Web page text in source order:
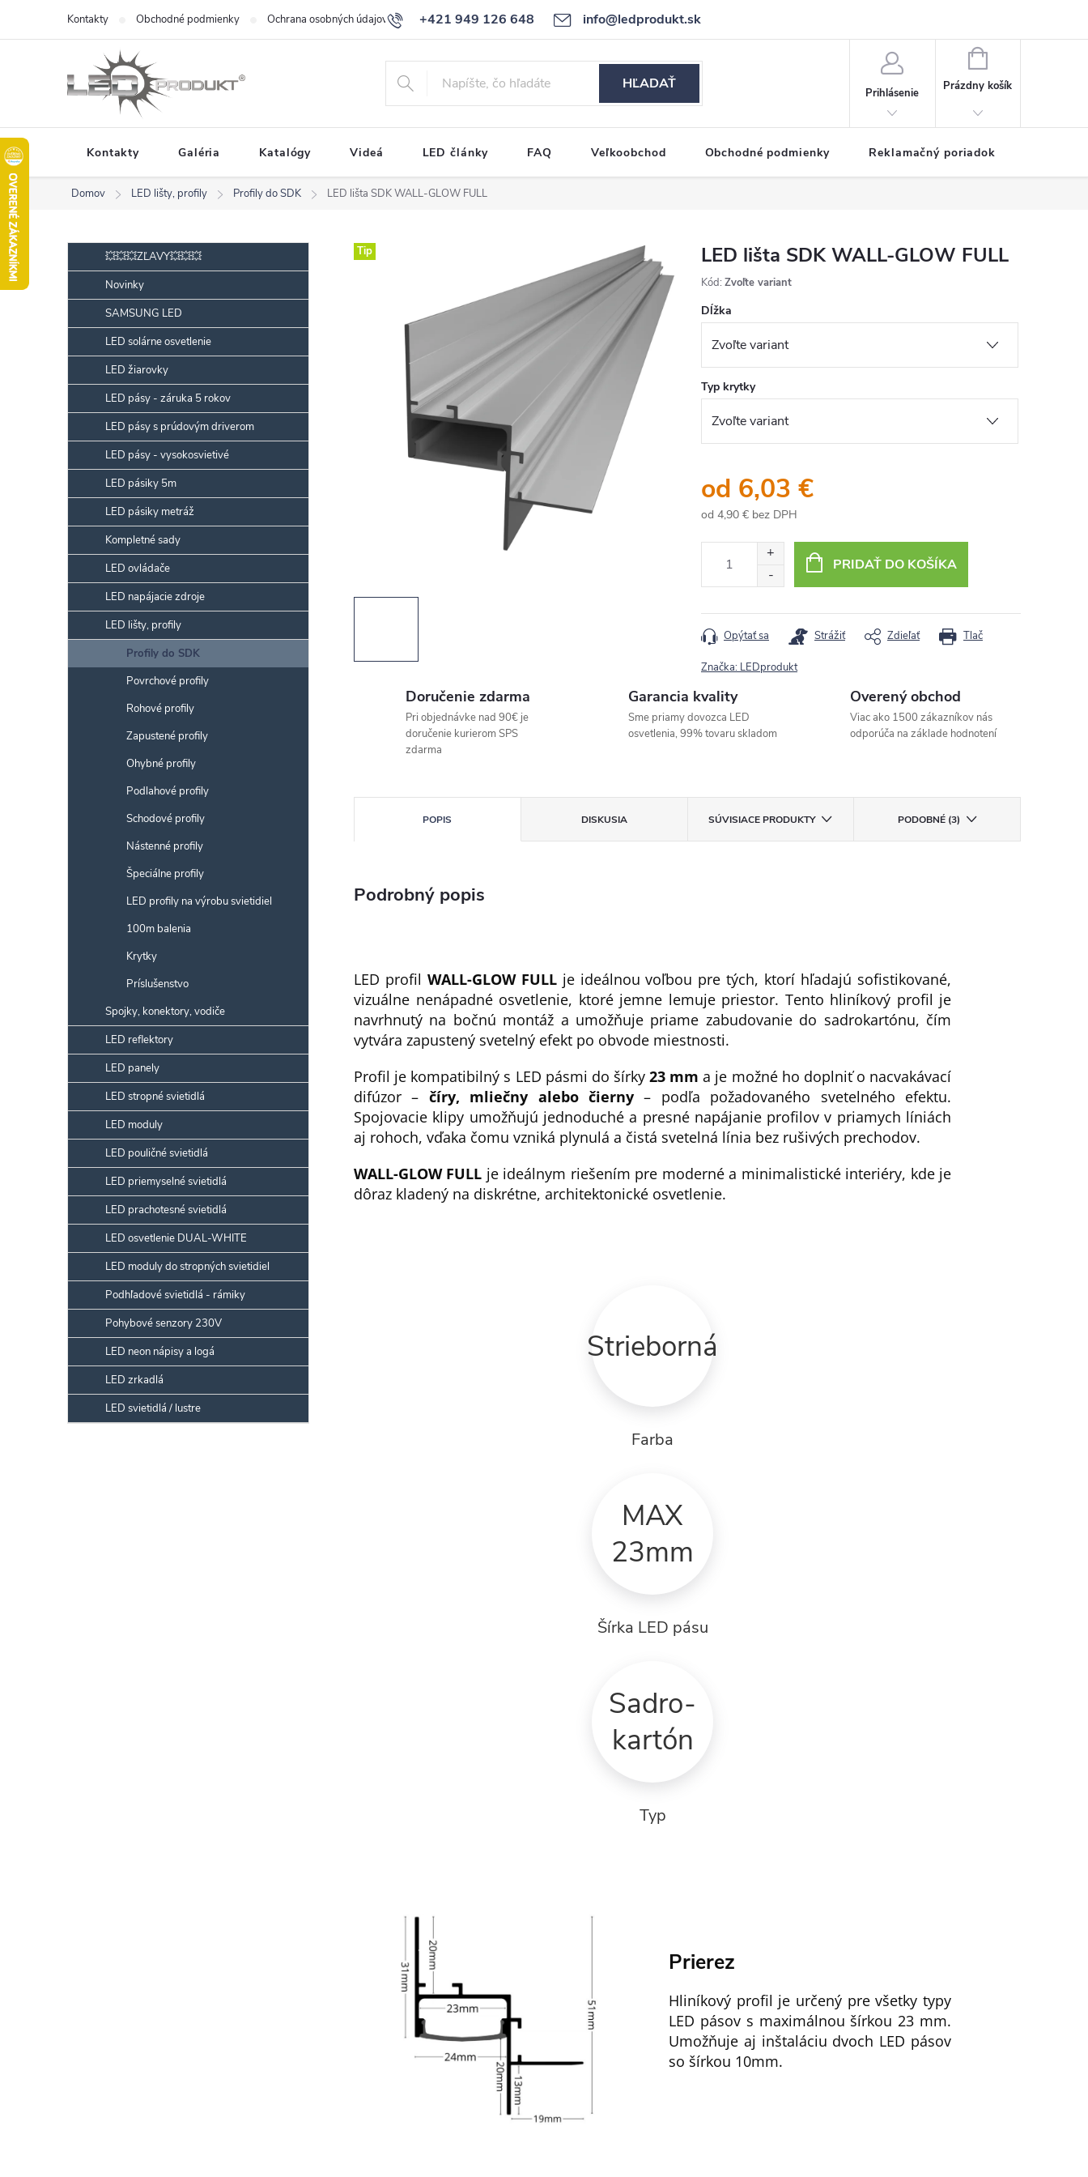
obsah
+421 949 126 648 info@ledprodukt.sk
Kontakty Obchodné podmienky Ochrana osobných údajov Reklamačný poriadok
HĽADAŤ
Prihlásenie
NÁKUPNÝ
KOŠÍK
Prázdny košík
Kontakty Galéria Katalógy Videá LED články FAQ Veľkoobchod Obchodné podmienky Reklamačný poriadok
Domov LED lišty, profily Profily do SDK LED lišta SDK WALL-GLOW FULL
o
č
n
a
n
e
Preskočiť
kategórie💥💥💥ZĽAVY💥💥💥
Novinky
SAMSUNG LED
LED solárne osvetlenie
LED žiarovky
LED pásy - záruka 5 rokov
LED pásy s prúdovým driverom
LED pásy - vysokosvietivé
LED pásiky 5m
LED pásiky metráž
Kompletné sady
LED ovládače
LED napájacie zdroje
LED lišty, profily
Profily do SDK
Povrchové profily
Rohové profily
Zapustené profily
Ohybné profily
Podlahové profily
Schodové profily
Nástenné profily
Špeciálne profily
LED profily na výrobu svietidiel
100m balenia
Krytky
Príslušenstvo
Spojky, konektory, vodiče
LED reflektory
LED panely
LED stropné svietidlá
LED moduly
LED pouličné svietidlá
LED priemyselné svietidlá
LED prachotesné svietidlá
LED osvetlenie DUAL-WHITE
LED moduly do stropných svietidiel
Podhľadové svietidlá - rámiky
Pohybové senzory 230V
LED neon nápisy a logá
LED zrkadlá
LED svietidlá / lustre
Tip LED lišta SDK WALL-GLOW FULL
Kód: Zvoľte variant
Dĺžka
Typ krytky
od 6,03 €
od 4,90 € bez DPH
cena:
PRIDAŤ DO KOŠÍKA
Tlač
Opýtať sa Strážiť Zdieľať
Značka: LEDprodukt
Doručenie zdarma
Pri objednávke nad 90€ je
doručenie kurierom SPS
zdarma
Garancia kvality
Sme priamy dovozca LED
osvetlenia, 99% tovaru skladom
Overený obchod
Viac ako 1500 zákazníkov nás
odporúča na základe hodnotení
POPIS DISKUSIA SÚVISIACE PRODUKTY PODOBNÉ (3)
Podrobný popis
LED profil WALL-GLOW FULLje ideálnou voľbou pre tých, ktorí hľadajú sofistikované,
vizuálne nenápadné osvetlenie, ktoré jemne lemuje priestor. Tento hliníkový profil je
navrhnutý na bočnú montáž a umožňuje priame zabudovanie do sadrokartónu, čím
vytvára zapustený svetelný efekt po obvode miestnosti.
Profil je kompatibilný s LED pásmi do šírky 23 mm a je možné ho doplniť o nacvakávací
difúzor – číry, mliečny alebo čierny – podľa požadovaného svetelného efektu.
Spojovacie klipy umožňujú jednoduché a presné napájanie profilov v priamych líniách
aj rohoch, vďaka čomu vzniká plynulá a čistá svetelná línia bez rušivých prechodov.
WALL-GLOW FULL je ideálnym riešením pre moderné a minimalistické interiéry, kde je
dôraz kladený na diskrétne, architektonické osvetlenie.
Strieborná
Farba
MAX
23mm
Šírka LED pásu
Sadro-
kartón
Typ
Prierez
Hliníkový profil je určený pre všetky typy
LED pásov s maximálnou šírkou 23 mm.
Umožňuje aj inštaláciu dvoch LED pásov
so šírkou 10mm.